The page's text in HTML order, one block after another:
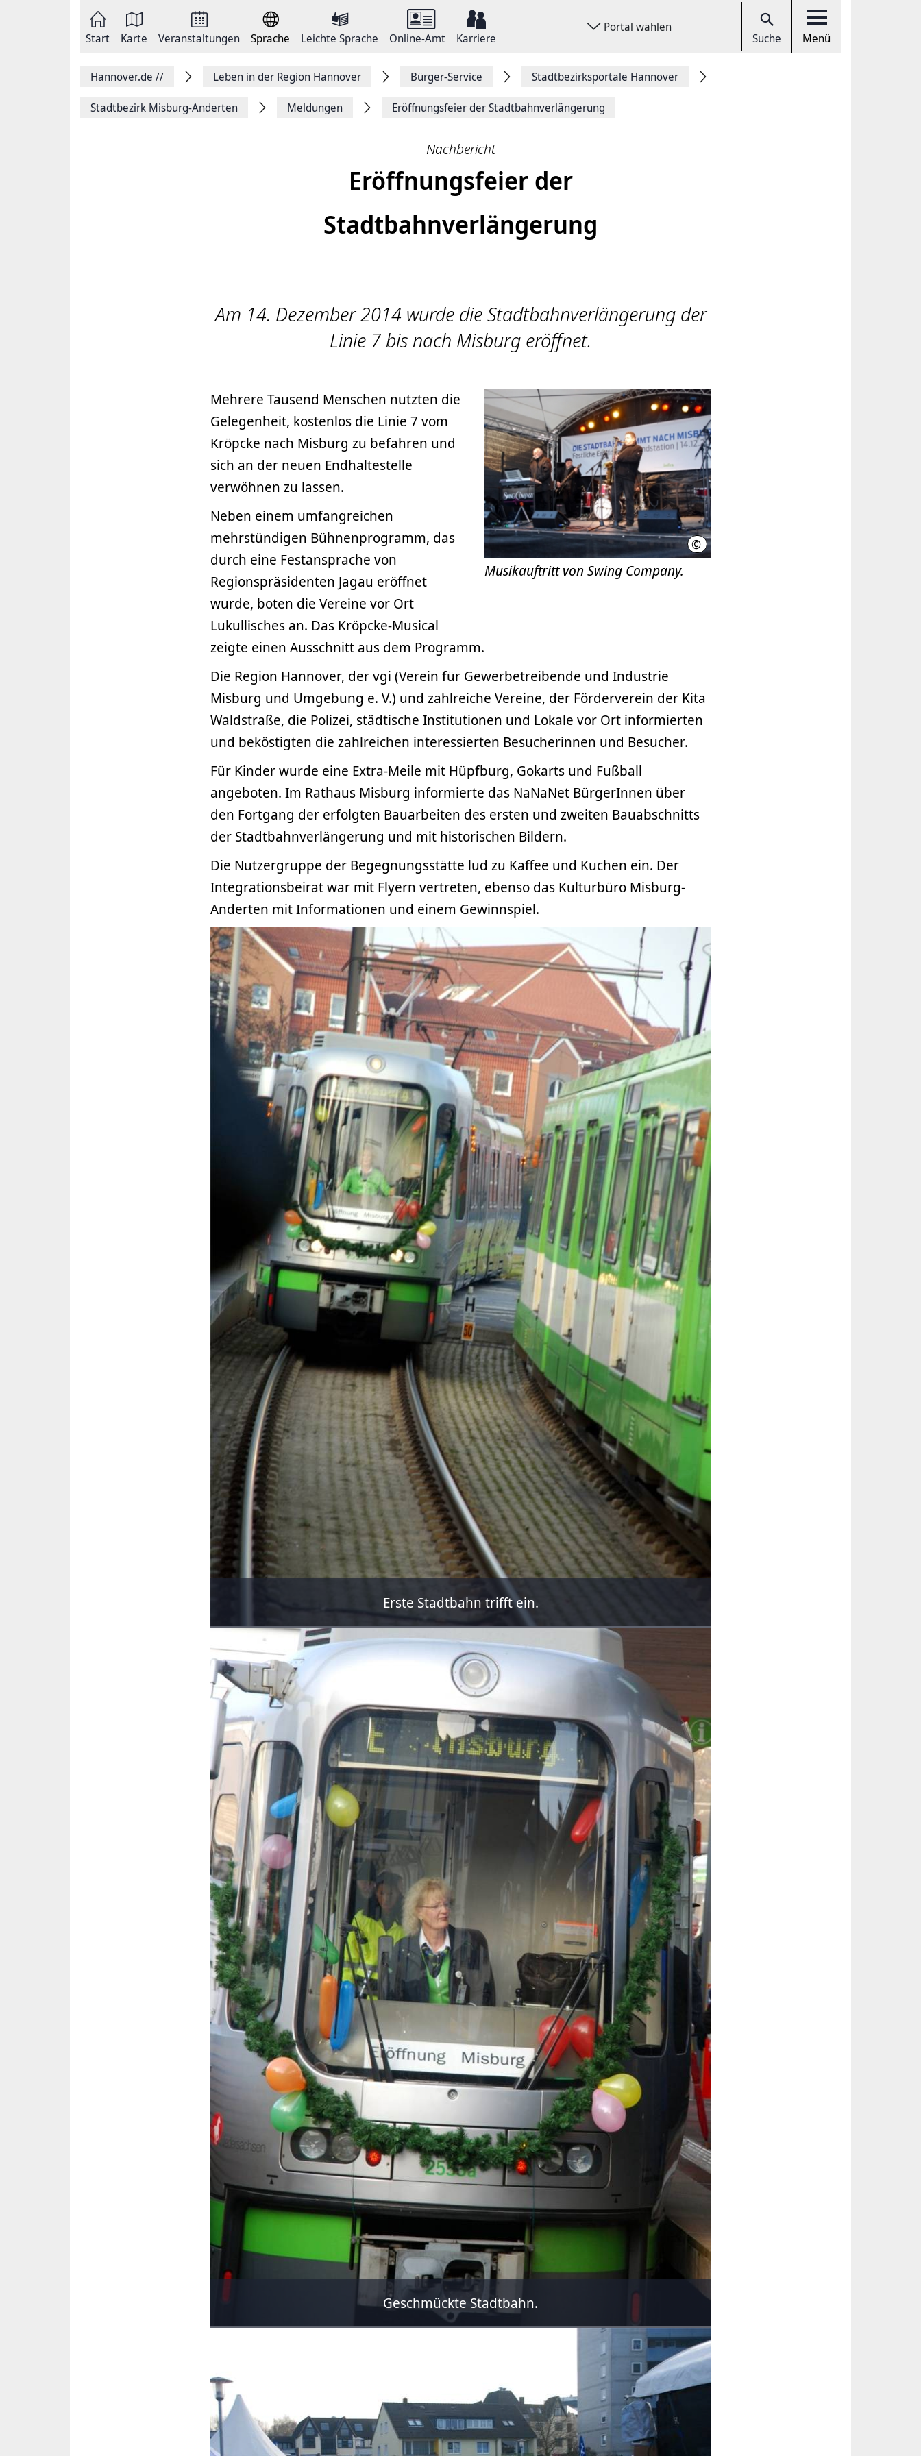
Start Karte Veranstaltungen Sprache Leichte Sprache Online-Amt Karriere
Portal wählen
Suche Menü
Hannover.de // Leben in der Region Hannover Bürger-Service Stadtbezirksportale Hannover
Stadtbezirk Misburg-Anderten Meldungen Eröffnungsfeier der Stadtbahnverlängerung
Nachbericht
Eröffnungsfeier der
Stadtbahnverlängerung
Am 14. Dezember 2014 wurde die Stadtbahnverlängerung der
Linie 7 bis nach Misburg eröffnet.
© LHH
Musikauftritt von Swing Company.
Mehrere Tausend Menschen nutzten die
Gelegenheit, kostenlos die Linie 7 vom
Kröpcke nach Misburg zu befahren und
sich an der neuen Endhaltestelle
verwöhnen zu lassen.
Neben einem umfangreichen
mehrstündigen Bühnenprogramm, das
durch eine Festansprache von
Regionspräsidenten Jagau eröffnet
wurde, boten die Vereine vor Ort
Lukullisches an. Das Kröpcke-Musical
zeigte einen Ausschnitt aus dem Programm.
Die Region Hannover, der vgi (Verein für Gewerbetreibende und Industrie
Misburg und Umgebung e. V.) und zahlreiche Vereine, der Förderverein der Kita
Waldstraße, die Polizei, städtische Institutionen und Lokale vor Ort informierten
und beköstigten die zahlreichen interessierten Besucherinnen und Besucher.
Für Kinder wurde eine Extra-Meile mit Hüpfburg, Gokarts und Fußball
angeboten. Im Rathaus Misburg informierte das NaNaNet BürgerInnen über
den Fortgang der erfolgten Bauarbeiten des ersten und zweiten Bauabschnitts
der Stadtbahnverlängerung und mit historischen Bildern.
Die Nutzergruppe der Begegnungsstätte lud zu Kaffee und Kuchen ein. Der
Integrationsbeirat war mit Flyern vertreten, ebenso das Kulturbüro Misburg-
Anderten mit Informationen und einem Gewinnspiel.
Erste Stadtbahn trifft ein.
Geschmückte Stadtbahn.